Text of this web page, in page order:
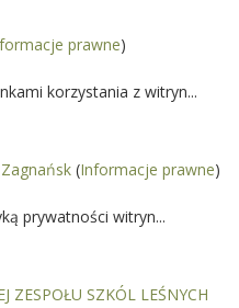
prawne)
korzystania z witryn...
(Informacje prawne)
prywatności witryn...
ZESPOŁU SZKÓL LEŚNYCH